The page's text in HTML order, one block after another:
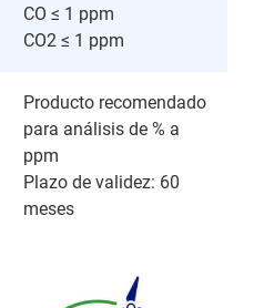
CO ≤ 1 ppm
CO2 ≤ 1 ppm
Producto recomendado
para análisis de % a
ppm
Plazo de validez: 60
meses